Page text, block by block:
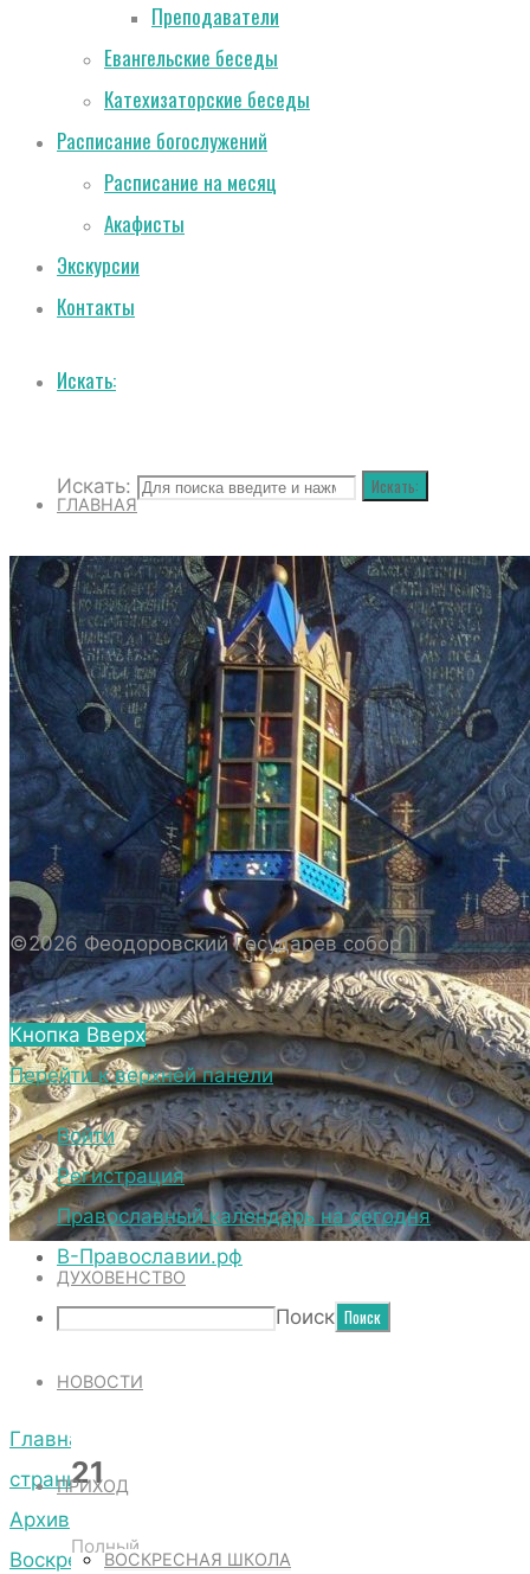
Преподаватели
Евангельские беседы
Катехизаторские беседы
Расписание богослужений
Расписание на месяц
Акафисты
Экскурсии
Контакты
Искать:
Искать: Искать:
ГЛАВНАЯ
О СОБОРЕ
ИСТОРИЯ СОБОРА
ИСТОРИЯ ФЕОДОРОВСКОГО ГОСУДАРЕВА
СОБОРА
ПОЛОЖЕНИЕ И ВНУТРЕННИЙ
РАСПОРЯДОК СОБОРА
БИОГРАФИЧЕСКИЕ ДАННЫЕ
СВЯЩЕННОСЛУЖИТЕЛЕЙ СОБОРА.
ВНЕШНИЙ ВИД
ВНЕШНИЙ ВИД СОБОРА
ВЕРХНИЙ ХРАМ ФЕОДОРОВСКОГО
ГОСУДАРЕВА СОБОРА
НИЖНИЙ ХРАМ ФЕОДОРОВСКОГО
ГОСУДАРЕВА СОБОРА
ТЕРРИТОРИЯ СОБОРА
ДУХОВЕНСТВО
НОВОСТИ
ПРИХОД
ВОСКРЕСНАЯ ШКОЛА
21
Главная
страница
Архив
Воскресной
21
Полный
©2026 Феодоровский Государев собор
Кнопка Вверх
Перейти к верхней панели
Войти
Регистрация
Православный календарь на сегодня
В-Православии.рф
Поиск